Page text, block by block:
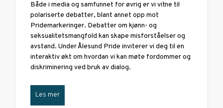
Både i media og samfunnet for øvrig er vi vitne til
polariserte debatter, blant annet opp mot
Pridemarkeringer. Debatter om kjønn- og
seksualitetsmangfold kan skape misforståelser og
avstand. Under Ålesund Pride inviterer vi deg til en
interaktiv økt om hvordan vi kan møte fordommer og
diskriminering ved bruk av dialog.
Les mer